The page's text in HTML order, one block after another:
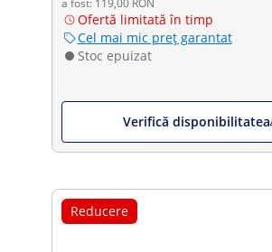
Ofertă limitată în timp
Cel mai mic preț garantat
Stoc epuizat
Verifică disponibilitatea
Reducere